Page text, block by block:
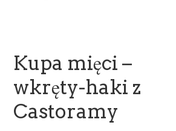
Kupa mięci –
wkręty-haki z
Castoramy